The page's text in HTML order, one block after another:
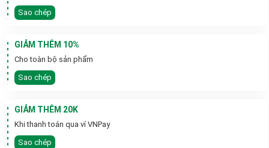
Sao chép
GIẢM THÊM 10%
Cho toàn bộ sản phẩm
Sao chép
GIẢM THÊM 20K
Khi thanh toán qua ví VNPay
Sao chép